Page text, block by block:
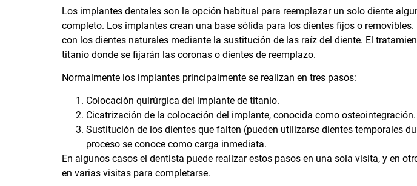
Los implantes dentales son la opción habitual para reemplazar un solo diente
completo. Los implantes crean una base sólida para los dientes fijos o
con los dientes naturales mediante la sustitución de las raíz del diente. El
titanio donde se fijarán las coronas o dientes de reemplazo.
Normalmente los implantes principalmente se realizan en tres pasos:
Colocación quirúrgica del implante de titanio.
Cicatrización de la colocación del implante, conocida como osteointegración.
Sustitución de los dientes que falten (pueden utilizarse dientes temporales
proceso se conoce como carga inmediata.
En algunos casos el dentista puede realizar estos pasos en una sola visita, y en
en varias visitas para completarse.